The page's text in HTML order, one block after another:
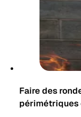
Faire des
périmétriques